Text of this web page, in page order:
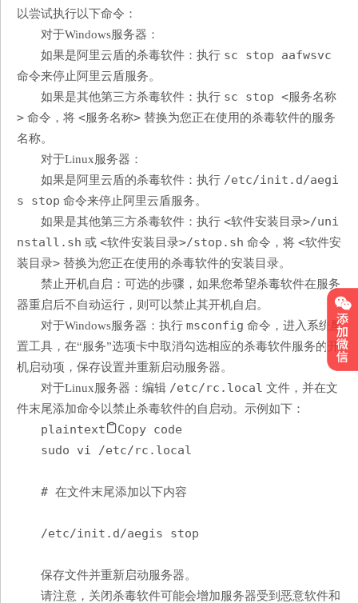
以尝试执行以下命令：
对于Windows服务器：
如果是阿里云盾的杀毒软件：执行 sc stop aafwsvc
命令来停止阿里云盾服务。
如果是其他第三方杀毒软件：执行 sc stop <服务名称
> 命令，将 <服务名称> 替换为您正在使用的杀毒软件的服务
名称。
对于Linux服务器：
如果是阿里云盾的杀毒软件：执行 /etc/init.d/aegi
s stop 命令来停止阿里云盾服务。
如果是其他第三方杀毒软件：执行 <软件安装目录>/uni
nstall.sh 或 <软件安装目录>/stop.sh 命令，将 <软件安
装目录> 替换为您正在使用的杀毒软件的安装目录。
禁止开机自启：可选的步骤，如果您希望杀毒软件在服务
器重启后不自动运行，则可以禁止其开机自启。
对于Windows服务器：执行 msconfig 命令，进入系统配
置工具，在“服务”选项卡中取消勾选相应的杀毒软件服务的开
机启动项，保存设置并重新启动服务器。
对于Linux服务器：编辑 /etc/rc.local 文件，并在文
件末尾添加命令以禁止杀毒软件的自启动。示例如下：
plaintext
Copy code
sudo vi /etc/rc.local
# 在文件末尾添加以下内容
/etc/init.d/aegis stop
保存文件并重新启动服务器。
请注意，关闭杀毒软件可能会增加服务器受到恶意软件和